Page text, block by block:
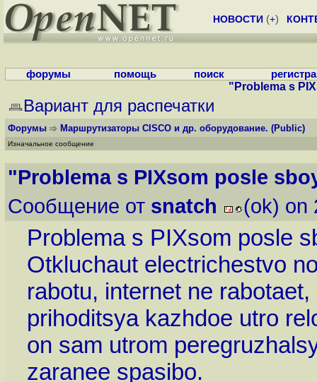
НОВОСТИ (+)
форумы помощь поиск
"Problema s
Вариант для распечатки
Форумы Маршрутизаторы CISCO и др. оборудование. (Public)
Изначальное сообщение
"Problema s PIXsom posle
Сообщение от snatch (ok) on
Problema s PIXsom posle
Otkluchaut electrichestvo
rabotu, internet ne
prihoditsya kazhdoe utro
on sam utrom
zaranee spasibo.